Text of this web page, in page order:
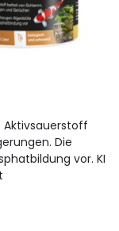
Aktivsauerstoff
Die
vor. KI